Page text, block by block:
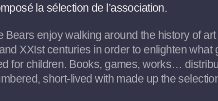
la sélection de l’association.
Bears enjoy walking around the history of
XXIst centuries in order to enlighten what
for children. Books, games, works…
short-lived with made up the